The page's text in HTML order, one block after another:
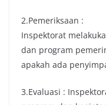
2.Pemeriksaan :
Inspektorat
dan program
apakah ada
3.Evaluasi :